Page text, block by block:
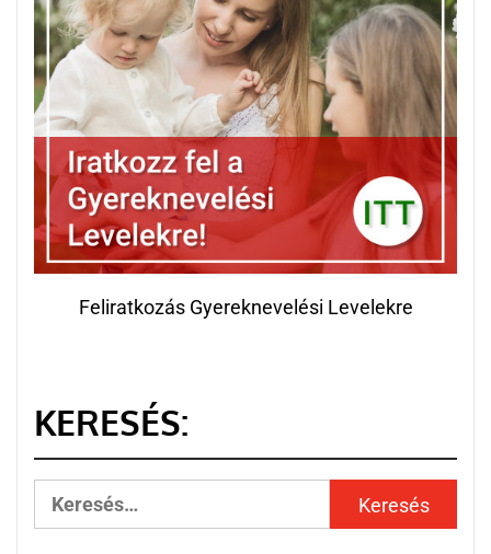
Feliratkozás Gyereknevelési Levelekre
KERESÉS: